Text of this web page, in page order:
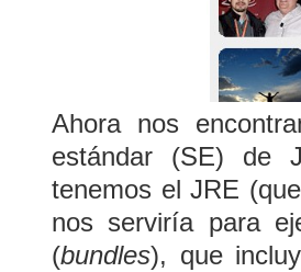
Ahora nos
estándar (SE) de
tenemos el JRE
nos serviría para
(bundles), que